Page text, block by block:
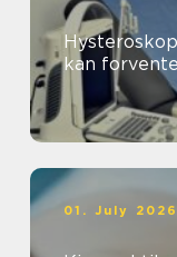
kan forvente
01. July 2026